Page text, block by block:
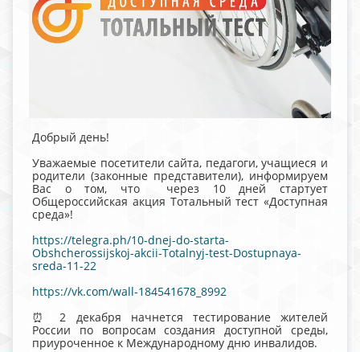
Добрый день!
Уважаемые посетители сайта, педагоги, учащиеся и
родители (законные представители), информируем
Вас о том, что через 10 дней стартует
Общероссийская акция Тотальный тест «Доступная
среда»!
https://telegra.ph/10-dnej-do-starta-
Obshcherossijskoj-akcii-Totalnyj-test-Dostupnaya-
sreda-11-22
https://vk.com/wall-184541678_8992
⏰ 2 декабря начнется тестирование жителей
России по вопросам создания доступной среды,
приуроченное к Международному дню инвалидов.